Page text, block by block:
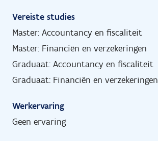
Vereiste studies
Master: Accountancy en fiscaliteit
Master: Financiën en verzekeringen
Graduaat: Accountancy en fiscaliteit
Graduaat: Financiën en verzekeringen
Werkervaring
Geen ervaring